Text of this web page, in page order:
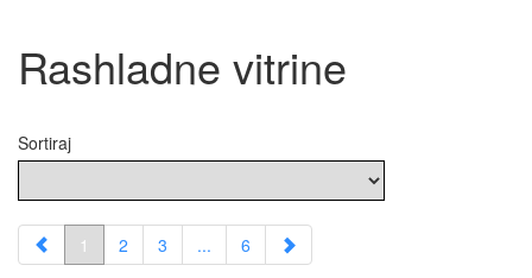
Rashladne vitrine
Sortiraj
1 2 3 ... 6